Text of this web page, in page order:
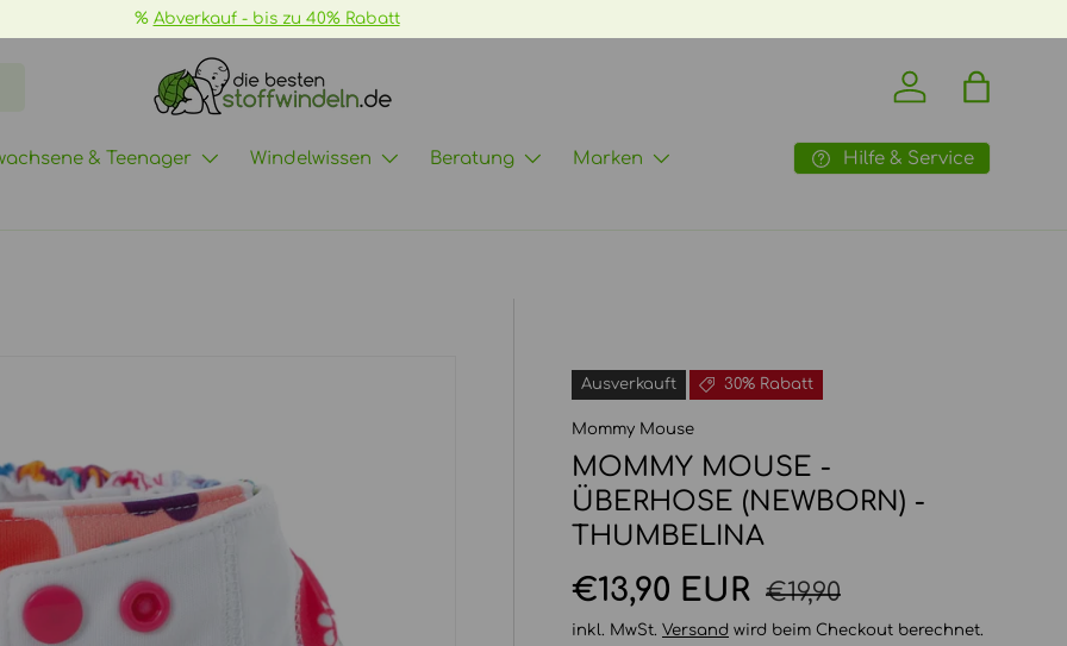
Einloggen
& Teenager Windelwissen Beratung Marken Hilfe & Service
Ausverkauft 30% Rabatt
Mommy Mouse
MOMMY MOUSE -
ÜBERHOSE (NEWBORN) -
THUMBELINA
Verkaufspreis
€13,90 EUR Normaler Preis
€19,90
inkl. MwSt. Versand wird beim Checkout berechnet.